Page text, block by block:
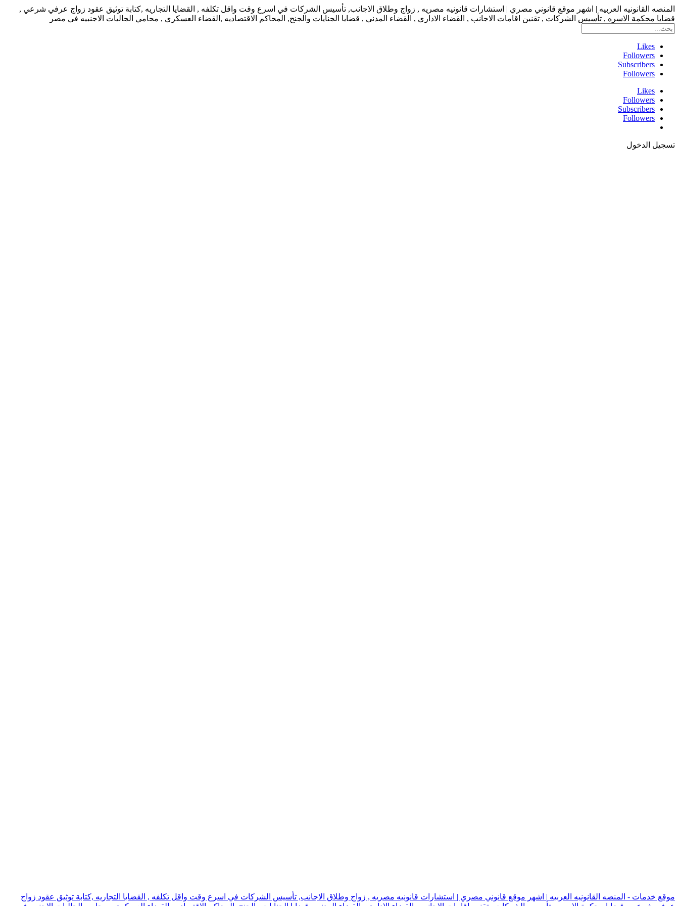
المنصه القانونيه العربيه | اشهر موقع قانوني مصري | استشارات قانونيه مصريه , زواج وطلاق الاجانب, تأسيس الشركات في اسرع وقت واقل تكلفه , القضايا التجاريه ,كتابة توثيق عقود زواج عرفي شرعي ,
قضايا محكمة الاسره , تأسيس الشركات , تقنين اقامات الاجانب , القضاء الاداري , القضاء المدني , قضايا الجنايات والجنح, المحاكم الاقتصاديه ,القضاء العسكري , محامي الجاليات الاجنبيه في مصر
Likes
Followers
Subscribers
Followers
Likes
Followers
Subscribers
Followers
تسجيل الدخول
موقع خدمات - المنصه القانونيه العربيه | اشهر موقع قانوني مصري | استشارات قانونيه مصريه , زواج وطلاق الاجانب, تأسيس الشركات في اسرع وقت واقل تكلفه , القضايا التجاريه ,كتابة توثيق عقود زواج